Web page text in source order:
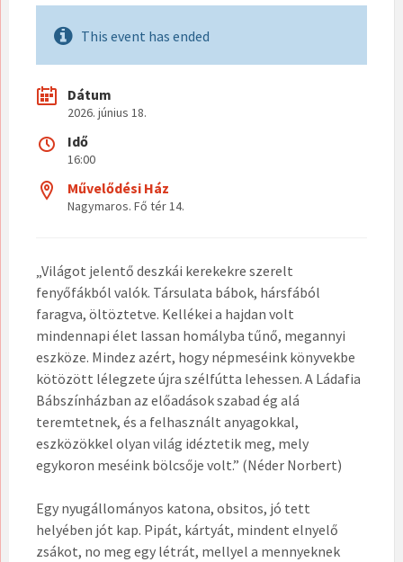
This event has ended
Dátum
2026. június 18.
Idő
16:00
Művelődési Ház
Nagymaros. Fő tér 14.
„Világot jelentő deszkái kerekekre szerelt
fenyőfákból valók. Társulata bábok, hársfából
faragva, öltöztetve. Kellékei a hajdan volt
mindennapi élet lassan homályba tűnő, megannyi
eszköze. Mindez azért, hogy népmeséink könyvekbe
kötözött lélegzete újra szélfútta lehessen. A Ládafia
Bábszínházban az előadások szabad ég alá
teremtetnek, és a felhasznált anyagokkal,
eszközökkel olyan világ idéztetik meg, mely
egykoron meséink bölcsője volt.” (Néder Norbert)
Egy nyugállományos katona, obsitos, jó tett
helyében jót kap. Pipát, kártyát, mindent elnyelő
zsákot, no meg egy létrát, mellyel a mennyeknek